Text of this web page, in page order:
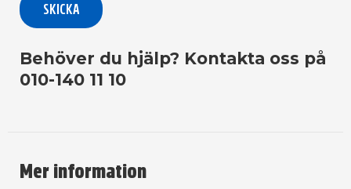
Behöver du hjälp? Kontakta oss på
010-140 11 10
Mer information